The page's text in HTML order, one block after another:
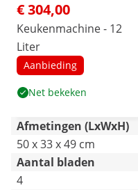
€ 304,00
Keukenmachine - 12
Liter
Aanbieding
Net bekeken
Afmetingen (LxWxH)
50 x 33 x 49 cm
Aantal bladen
4